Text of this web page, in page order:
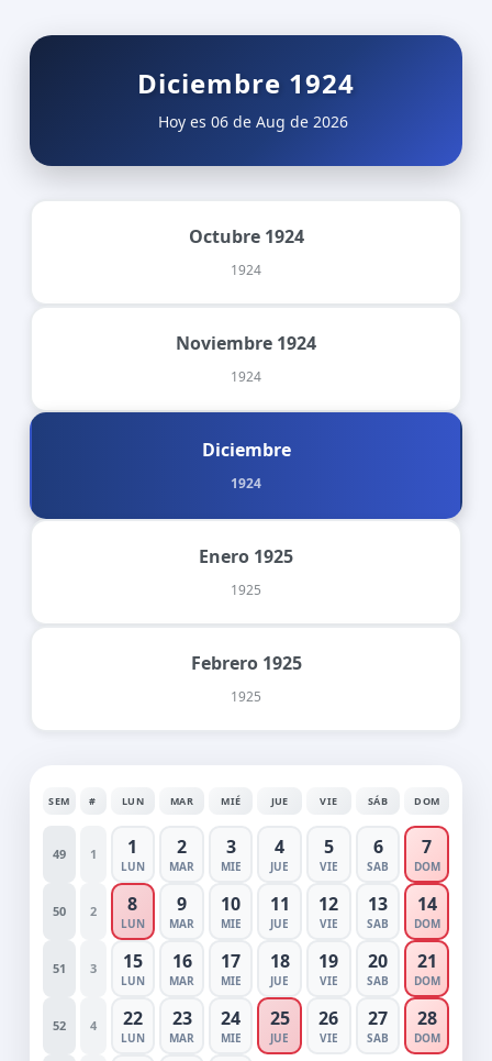
Diciembre 1924
Hoy es 06 de Aug de 2026
Octubre 1924
1924
Noviembre 1924
1924
Diciembre
1924
Enero 1925
1925
Febrero 1925
1925
SEM # LUN MAR MIÉ JUE VIE SÁB DOM
49 1 1
LUN
2
MAR
3
MIE
4
JUE
5
VIE
6
SAB
7
DOM
50 2 8
LUN
9
MAR
10
MIE
11
JUE
12
VIE
13
SAB
14
DOM
51 3 15
LUN
16
MAR
17
MIE
18
JUE
19
VIE
20
SAB
21
DOM
52 4 22
LUN
23
MAR
24
MIE
25
JUE
26
VIE
27
SAB
28
DOM